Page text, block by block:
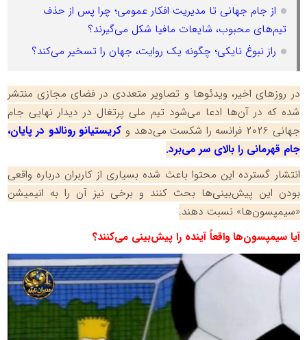
از جام جهانی تا مدیریت افکار عمومی؛ چرا پس از حذف
تیم‌های محبوب، شایعات مافیا شکل می‌گیرند؟
راز نبوغ نایکی؛ چگونه یک روایت، جهان را تسخیر می‌کند؟
در روزهای اخیر، ویدئوها و تصاویر متعددی در فضای مجازی منتشر
شده که در آن‌ها ادعا می‌شود تیم ملی پرتغال در دیدار نهایی جام
جهانی ۲۰۲۶ فرانسه را شکست می‌دهد و
کریستیانو رونالدو در پایان،
جام قهرمانی را بالای سر می‌برد.
انتشار گسترده این محتوا باعث شده بسیاری از کاربران درباره واقعی
بودن این پیش‌بینی‌ها بحث کنند و برخی نیز آن را به انیمیشن
«سیمپسون‌ها» نسبت دهند.
آیا سیمپسون‌ها واقعاً آینده را پیش‌بینی می‌کنند؟